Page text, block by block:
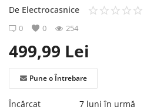
De Electrocasnice
0 0 254
499,99 Lei
Pune o Întrebare
Încărcat 7 luni în urmă